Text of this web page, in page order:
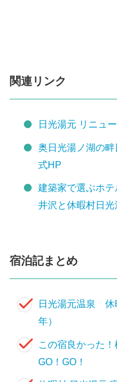
関連リンク
日光湯元 リニュ
奥日光湯ノ湖の
式HP
建築家で選ぶホ
井沢と休暇村日
宿泊記まとめ
日光湯元温泉 休
年）
この宿良かった
GO！GO！